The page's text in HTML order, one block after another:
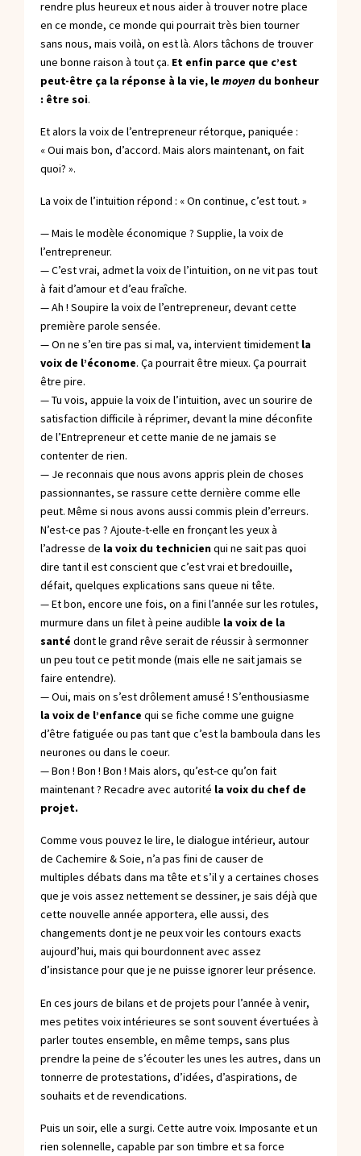
rendre plus heureux et nous aider à trouver notre place
en ce monde, ce monde qui pourrait très bien tourner
sans nous, mais voilà, on est là. Alors tâchons de trouver
une bonne raison à tout ça. Et enfin parce que c’est
peut-être ça la réponse à la vie, le moyen du bonheur
: être soi.
Et alors la voix de l’entrepreneur rétorque, paniquée :
« Oui mais bon, d’accord. Mais alors maintenant, on fait
quoi? ».
La voix de l’intuition répond : « On continue, c’est tout. »
— Mais le modèle économique ? Supplie, la voix de
l’entrepreneur.
— C’est vrai, admet la voix de l’intuition, on ne vit pas tout
à fait d’amour et d’eau fraîche.
— Ah ! Soupire la voix de l’entrepreneur, devant cette
première parole sensée.
— On ne s’en tire pas si mal, va, intervient timidement la
voix de l’économe. Ça pourrait être mieux. Ça pourrait
être pire.
— Tu vois, appuie la voix de l’intuition, avec un sourire de
satisfaction difficile à réprimer, devant la mine déconfite
de l’Entrepreneur et cette manie de ne jamais se
contenter de rien.
— Je reconnais que nous avons appris plein de choses
passionnantes, se rassure cette dernière comme elle
peut. Même si nous avons aussi commis plein d’erreurs.
N’est-ce pas ? Ajoute-t-elle en fronçant les yeux à
l’adresse de la voix du technicienqui ne sait pas quoi
dire tant il est conscient que c’est vrai et bredouille,
défait, quelques explications sans queue ni tête.
— Et bon, encore une fois, on a fini l’année sur les rotules,
murmure dans un filet à peine audible la voix de la
santé dont le grand rêve serait de réussir à sermonner
un peu tout ce petit monde (mais elle ne sait jamais se
faire entendre).
— Oui, mais on s’est drôlement amusé ! S’enthousiasme
la voix de l’enfance qui se fiche comme une guigne
d’être fatiguée ou pas tant que c’est la bamboula dans les
neurones ou dans le coeur.
— Bon ! Bon ! Bon ! Mais alors, qu’est-ce qu’on fait
maintenant ? Recadre avec autorité la voix du chef de
projet.
Comme vous pouvez le lire, le dialogue intérieur, autour
de Cachemire & Soie, n’a pas fini de causer de
multiples débats dans ma tête et s’il y a certaines choses
que je vois assez nettement se dessiner, je sais déjà que
cette nouvelle année apportera, elle aussi, des
changements dont je ne peux voir les contours exacts
aujourd’hui, mais qui bourdonnent avec assez
d’insistance pour que je ne puisse ignorer leur présence.
En ces jours de bilans et de projets pour l’année à venir,
mes petites voix intérieures se sont souvent évertuées à
parler toutes ensemble, en même temps, sans plus
prendre la peine de s’écouter les unes les autres, dans un
tonnerre de protestations, d’idées, d’aspirations, de
souhaits et de revendications.
Puis un soir, elle a surgi. Cette autre voix. Imposante et un
rien solennelle, capable par son timbre et sa force